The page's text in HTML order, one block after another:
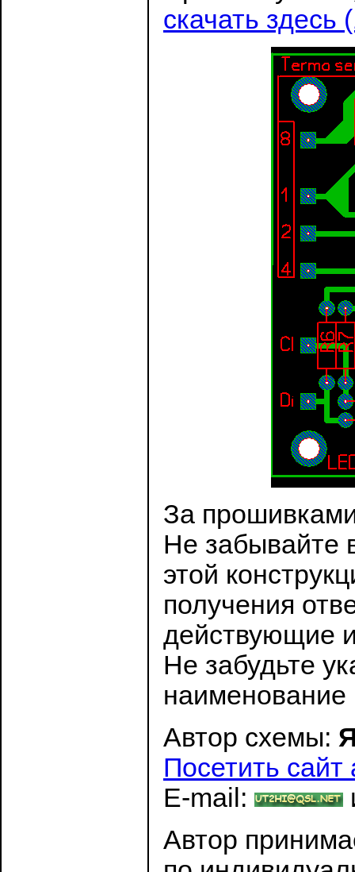
скачать здесь
За
Не забывайте
этой
получения
действующие
Не забудьте
наименование
Автор схемы:
Посетить сайт
E-mail:
Автор